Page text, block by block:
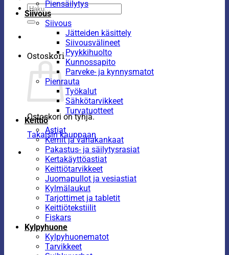
Etsi:
Ostoskori
Ostoskori on tyhjä.
Takaisin kauppaan
Piensäilytys
Siivous
Siivous
Jätteiden käsittely
Siivousvälineet
Pyykkihuolto
Kunnossapito
Parveke- ja kynnysmatot
Pienrauta
Työkalut
Sähkötarvikkeet
Turvatuotteet
Keittiö
Astiat
Kernit ja vahakankaat
Pakastus- ja säilytysrasiat
Kertakäyttöastiat
Keittiötarvikkeet
Juomapullot ja vesiastiat
Kylmälaukut
Tarjottimet ja tabletit
Keittiötekstiilit
Fiskars
Kylpyhuone
Kylpyhuonematot
Tarvikkeet